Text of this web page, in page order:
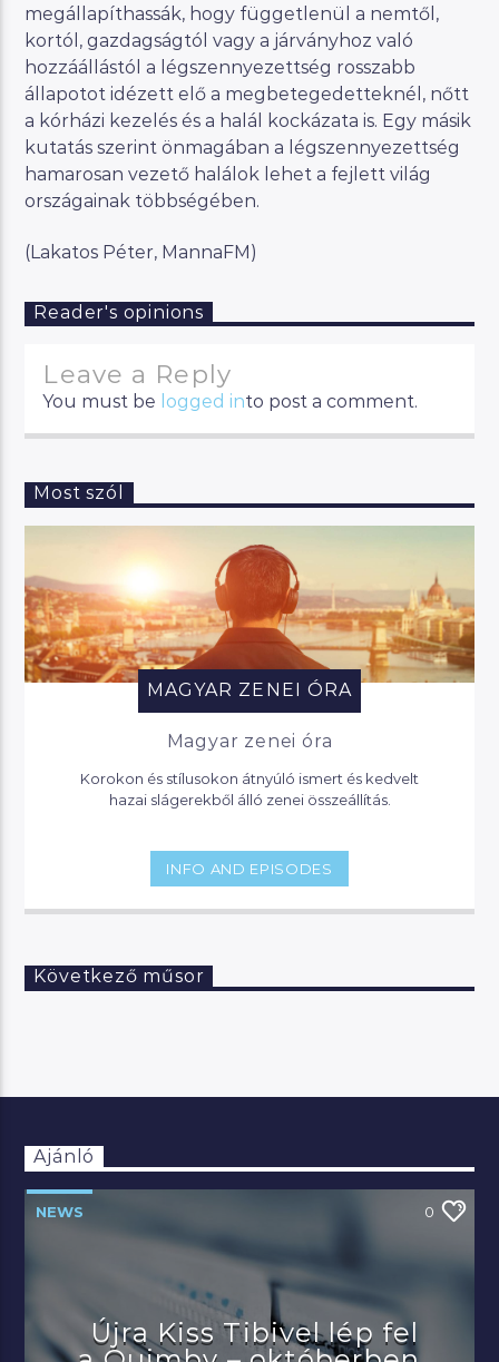
megállapíthassák, hogy függetlenül a nemtől,
kortól, gazdagságtól vagy a járványhoz való
hozzáállástól a légszennyezettség rosszabb
állapotot idézett elő a megbetegedetteknél, nőtt
a kórházi kezelés és a halál kockázata is. Egy másik
kutatás szerint önmagában a légszennyezettség
hamarosan vezető halálok lehet a fejlett világ
országainak többségében.
(Lakatos Péter, MannaFM)
Reader's opinions
Leave a Reply
You must be logged into post a comment.
Most szól
MAGYAR ZENEI ÓRA
Magyar zenei óra
Korokon és stílusokon átnyúló ismert és kedvelt
hazai slágerekből álló zenei összeállítás.
INFO AND EPISODES
Következő műsor
Ajánló
NEWS 0
Újra Kiss Tibivel lép fel